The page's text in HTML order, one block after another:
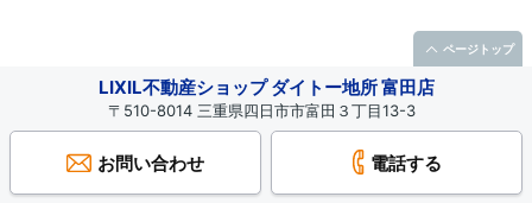
LIXIL不動産ショップ ダイトー地所 富田店
〒510-8014 三重県四日市市富田３丁目13-3
お問い合わせ 電話する
ページトップ